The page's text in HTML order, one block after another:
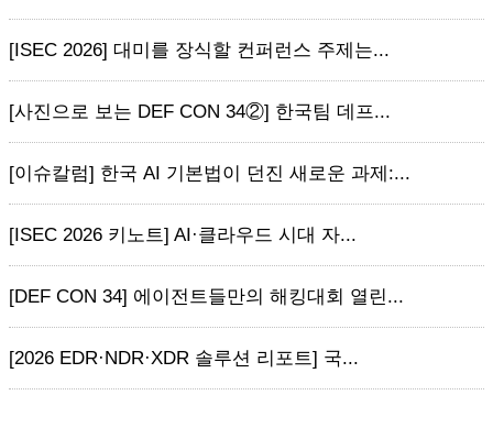
[ISEC 2026] 대미를 장식할 컨퍼런스 주제는...
[사진으로 보는 DEF CON 34②] 한국팀 데프...
[이슈칼럼] 한국 AI 기본법이 던진 새로운 과제:...
[ISEC 2026 키노트] AI·클라우드 시대 자...
[DEF CON 34] 에이전트들만의 해킹대회 열린...
[2026 EDR·NDR·XDR 솔루션 리포트] 국...